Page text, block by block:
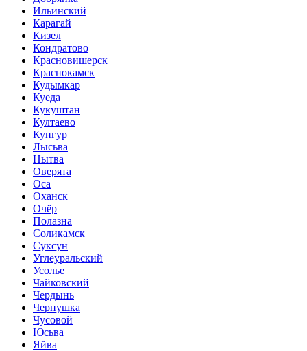
Ильинский
Карагай
Кизел
Кондратово
Красновишерск
Краснокамск
Кудымкар
Куеда
Кукуштан
Култаево
Кунгур
Лысьва
Нытва
Оверята
Оса
Оханск
Очёр
Полазна
Соликамск
Суксун
Углеуральский
Усолье
Чайковский
Чердынь
Чернушка
Чусовой
Юсьва
Яйва